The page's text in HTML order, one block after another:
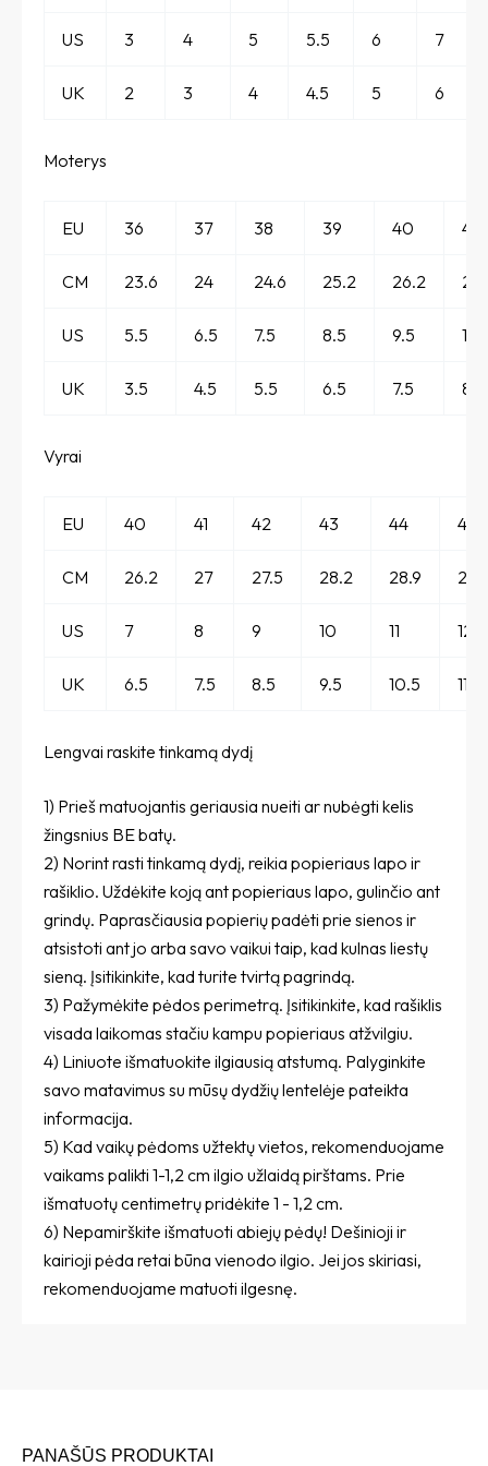
US 3 4 5 5.5 6 7
UK 2 3 4 4.5 5 6
Moterys
EU 36 37 38 39 40 41
CM 23.6 24 24.6 25.2 26.2 27
US 5.5 6.5 7.5 8.5 9.5
UK 3.5 4.5 5.5 6.5 7.5 8.5
Vyrai
EU 40 41 42 43 44 45
CM 26.2 27 27.5 28.2 28.9
US 7 8 9 10 11 12
UK 6.5 7.5 8.5 9.5 10.5 11.5
Lengvai raskite tinkamą dydį
1) Prieš matuojantis geriausia nueiti ar nubėgti kelis
žingsnius BE batų.
2) Norint rasti tinkamą dydį, reikia popieriaus lapo ir
rašiklio. Uždėkite koją ant popieriaus lapo, gulinčio ant
grindų. Paprasčiausia popierių padėti prie sienos ir
atsistoti ant jo arba savo vaikui taip, kad kulnas liestų
sieną. Įsitikinkite, kad turite tvirtą pagrindą.
3) Pažymėkite pėdos perimetrą. Įsitikinkite, kad rašiklis
visada laikomas stačiu kampu popieriaus atžvilgiu.
4) Liniuote išmatuokite ilgiausią atstumą. Palyginkite
savo matavimus su mūsų dydžių lentelėje pateikta
informacija.
5) Kad vaikų pėdoms užtektų vietos, rekomenduojame
vaikams palikti 1-1,2 cm ilgio užlaidą pirštams. Prie
išmatuotų centimetrų pridėkite 1 - 1,2 cm.
6) Nepamirškite išmatuoti abiejų pėdų! Dešinioji ir
kairioji pėda retai būna vienodo ilgio. Jei jos skiriasi,
rekomenduojame matuoti ilgesnę.
PANAŠŪS PRODUKTAI